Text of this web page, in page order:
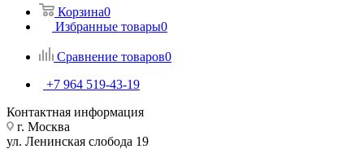
Корзина0
Избранные товары0
Сравнение товаров0
+7 964 519-43-19
Контактная информация
г. Москва
ул. Ленинская слобода 19